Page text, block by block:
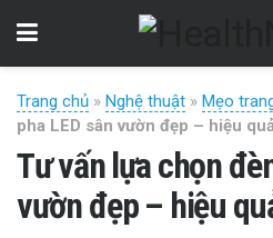
Trang chủ » Nghệ thuật » Mẹo
pha LED sân vườn đẹp – hiệu
Tư vấn lựa chọn
vườn đẹp – hiệu